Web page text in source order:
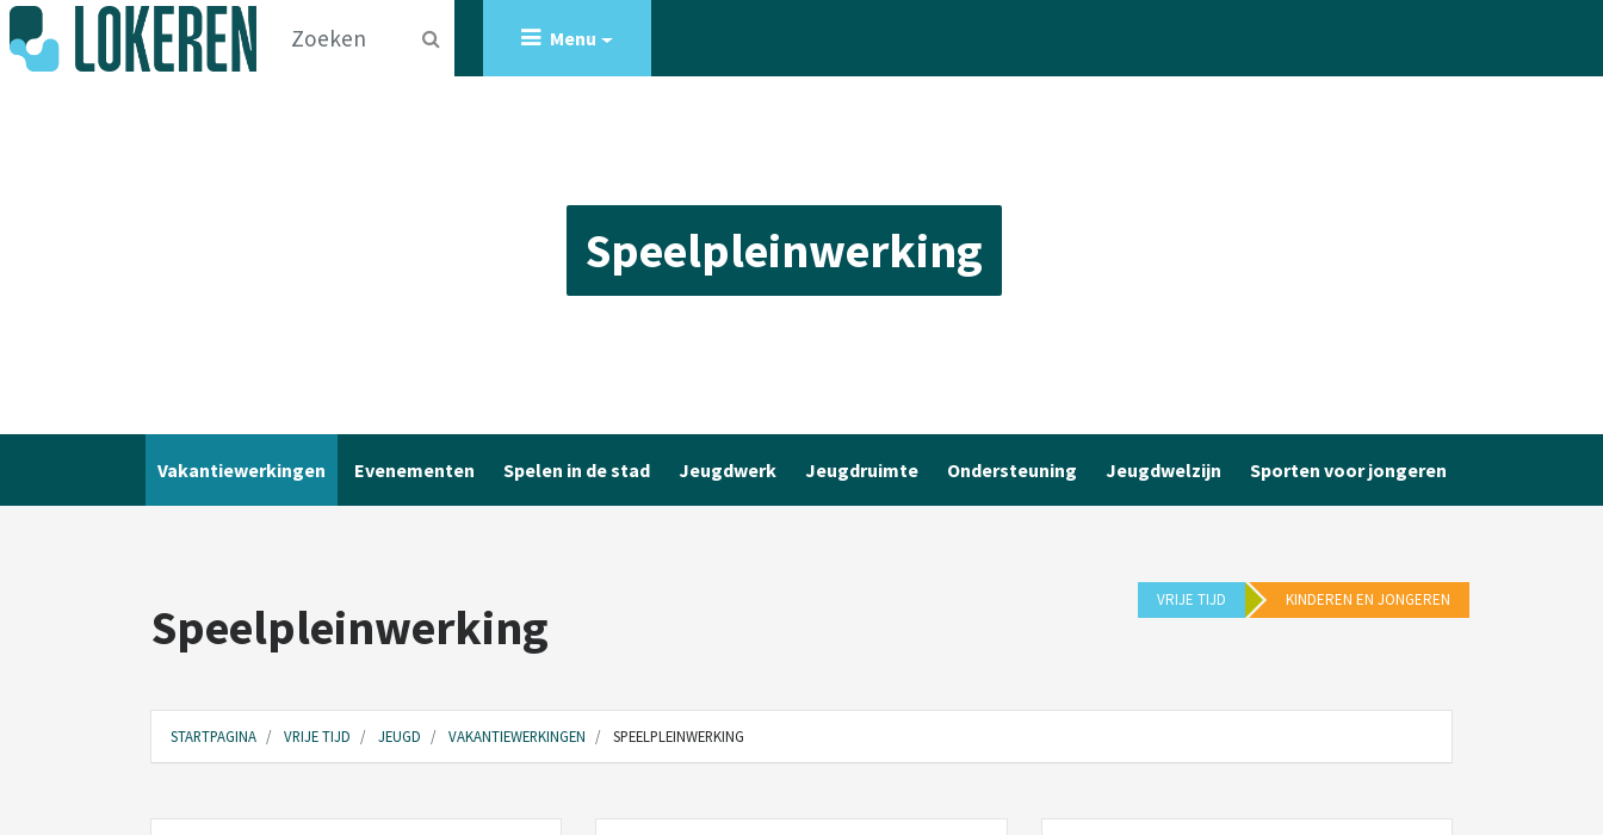
Menu
Speelpleinwerking
Vakantiewerkingen Evenementen Spelen in de stad Jeugdwerk Jeugdruimte Ondersteuning Jeugdwelzijn Sporten voor jongeren
VRIJE TIJD KINDEREN EN JONGEREN
Speelpleinwerking
STARTPAGINA VRIJE TIJD JEUGD VAKANTIEWERKINGEN SPEELPLEINWERKING